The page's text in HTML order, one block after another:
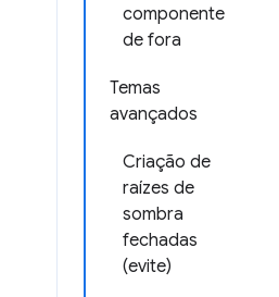
componente
de fora
Temas
avançados
Criação de
raízes de
sombra
fechadas
(evite)